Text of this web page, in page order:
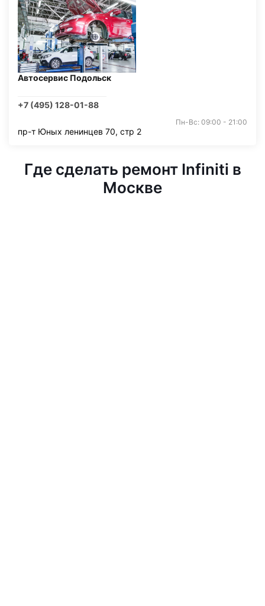
Автосервис Подольск
+7 (495) 128-01-88
Пн-Вс: 09:00 - 21:00
пр-т Юных ленинцев 70, стр 2
Где сделать ремонт Infiniti в
Москве